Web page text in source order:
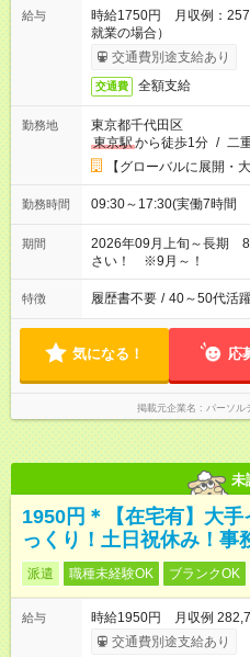
給与
時給1750円 月収例：
就業の場合）
交通費別途支給あり
交通費 全額支給
勤務地
東京都千代田区
東京駅から徒歩1分 / 二
【グローバルに展開・
勤務時間 09:30～17:30(実働7時間
期間
2026年09月上旬～長期 8
さい！ ※9月～！
特徴 履歴書不要 / 40～50代活
気になる！ 応
掲載元企業名 パーソル
未
1950円＊【在宅有】大
っくり！土日祝休み！事
派遣 職種未経験OK ブランクOK
給与
時給1950円 月収例
交通費別途支給あり